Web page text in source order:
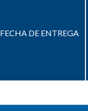
FECHA DE ENTREGA